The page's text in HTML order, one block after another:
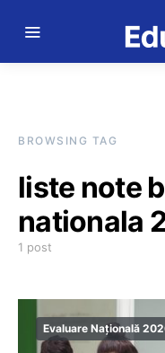
BROWSING TAG
liste note
nationala
1 post
Evaluare Națională